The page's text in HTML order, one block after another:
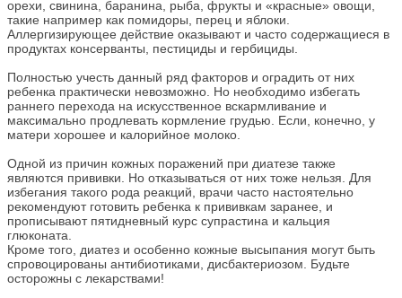
орехи, свинина, баранина, рыба, фрукты и «красные» овощи,
такие например как помидоры, перец и яблоки.
Аллергизирующее действие оказывают и часто содержащиеся в
продуктах консерванты, пестициды и гербициды.
Полностью учесть данный ряд факторов и оградить от них
ребенка практически невозможно. Но необходимо избегать
раннего перехода на искусственное вскармливание и
максимально продлевать кормление грудью. Если, конечно, у
матери хорошее и калорийное молоко.
Одной из причин кожных поражений при диатезе также
являются прививки. Но отказываться от них тоже нельзя. Для
избегания такого рода реакций, врачи часто настоятельно
рекомендуют готовить ребенка к прививкам заранее, и
прописывают пятидневный курс супрастина и кальция
глюконата.
Кроме того, диатез и особенно кожные высыпания могут быть
спровоцированы антибиотиками, дисбактериозом. Будьте
осторожны с лекарствами!